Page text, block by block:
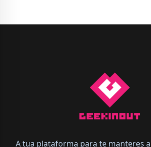
A tua plataforma para te manteres